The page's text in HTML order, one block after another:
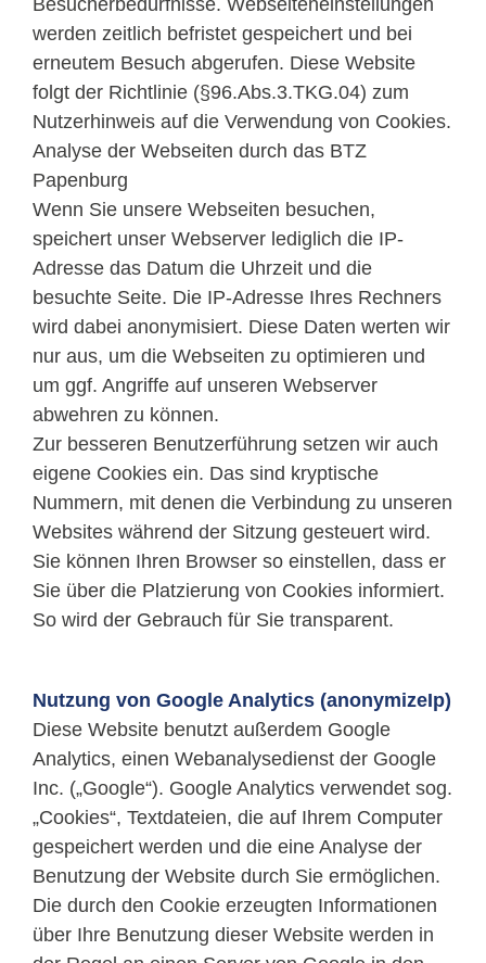
Besucherbedürfnisse. Webseiteneinstellungen
werden zeitlich befristet gespeichert und bei
erneutem Besuch abgerufen. Diese Website
folgt der Richtlinie (§96.Abs.3.TKG.04) zum
Nutzerhinweis auf die Verwendung von Cookies.
Analyse der Webseiten durch das BTZ
Papenburg
Wenn Sie unsere Webseiten besuchen,
speichert unser Webserver lediglich die IP-
Adresse das Datum die Uhrzeit und die
besuchte Seite. Die IP-Adresse Ihres Rechners
wird dabei anonymisiert. Diese Daten werten wir
nur aus, um die Webseiten zu optimieren und
um ggf. Angriffe auf unseren Webserver
abwehren zu können.
Zur besseren Benutzerführung setzen wir auch
eigene Cookies ein. Das sind kryptische
Nummern, mit denen die Verbindung zu unseren
Websites während der Sitzung gesteuert wird.
Sie können Ihren Browser so einstellen, dass er
Sie über die Platzierung von Cookies informiert.
So wird der Gebrauch für Sie transparent.
Nutzung von Google Analytics (anonymizeIp)
Diese Website benutzt außerdem Google
Analytics, einen Webanalysedienst der Google
Inc. („Google“). Google Analytics verwendet sog.
„Cookies“, Textdateien, die auf Ihrem Computer
gespeichert werden und die eine Analyse der
Benutzung der Website durch Sie ermöglichen.
Die durch den Cookie erzeugten Informationen
über Ihre Benutzung dieser Website werden in